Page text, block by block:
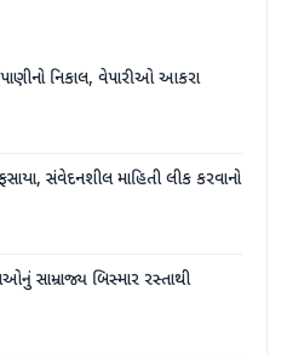
પાણીનો નિકાલ, વેપારીઓ આકરા
સંવેદનશીલ માહિતી લીક કરવાનો
સામ્રાજ્ય બિસ્માર રસ્તાથી